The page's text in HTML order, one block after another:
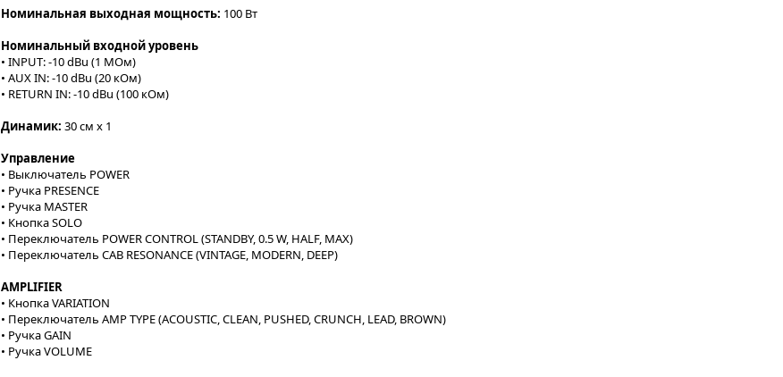
Номинальная выходная мощность: 100 Вт
Номинальный входной уровень
• INPUT: -10 dBu (1 МОм)
• AUX IN: -10 dBu (20 кОм)
• RETURN IN: -10 dBu (100 кОм)
Динамик: 30 см х 1
Управление
• Выключатель POWER
• Ручка PRESENCE
• Ручка MASTER
• Кнопка SOLO
• Переключатель POWER CONTROL (STANDBY, 0.5 W, HALF, MAX)
• Переключатель CAB RESONANCE (VINTAGE, MODERN, DEEP)
AMPLIFIER
• Кнопка VARIATION
• Переключатель AMP TYPE (ACOUSTIC, CLEAN, PUSHED, CRUNCH, LEAD, BROWN)
• Ручка GAIN
• Ручка VOLUME